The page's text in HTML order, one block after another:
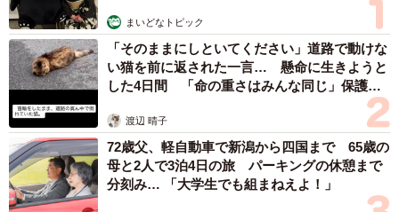
まいどなトピック
「そのままにしといてください」道路で動けな
い猫を前に返された一言… 懸命に生きようと
した4日間 「命の重さはみんな同じ」保護団
渡辺 晴子
72歳父、軽自動車で新潟から四国まで 65歳の
母と2人で3泊4日の旅 パーキングの休憩まで
分刻み… 「大学生でも組まねえよ！」